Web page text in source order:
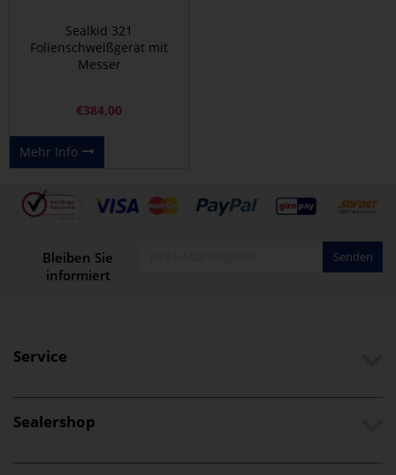
Sealkid 321
Folienschweißgerät mit
Messer
€384,00
Mehr Info
Bleiben Sie
informiert
Senden
Service
Sealershop